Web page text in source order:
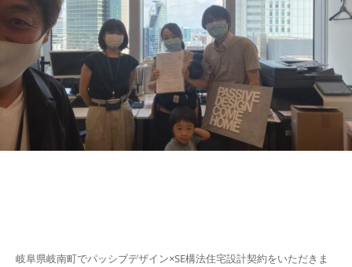
岐阜県岐南町でパッシブデザイン×SE構法住宅設計契約をいただきま